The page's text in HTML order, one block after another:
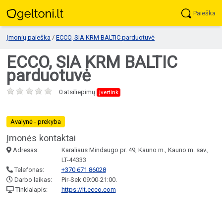
Paieška
Įmonių paieška / ECCO, SIA KRM BALTIC parduotuvė
ECCO, SIA KRM BALTIC
parduotuvė
0 atsiliepimų įvertink
Avalynė - prekyba
Įmonės kontaktai
Adresas:
Karaliaus Mindaugo pr. 49, Kauno m., Kauno m. sav.,
LT-44333
Telefonas:
+370 671 86028
Darbo laikas:
Pir-Sek 09:00-21:00.
Tinklalapis:
https://lt.ecco.com